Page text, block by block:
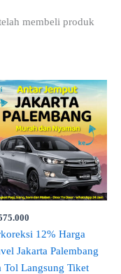
membeli produk
12% Harga
Jakarta Palembang
Tol Langsung Tiket